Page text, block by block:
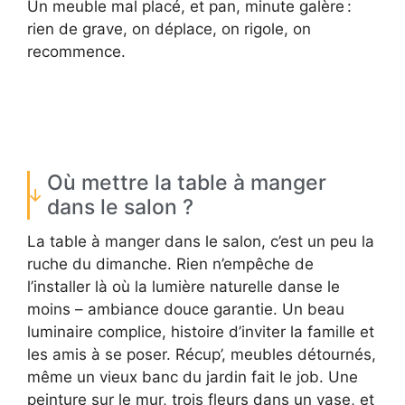
Un meuble mal placé, et pan, minute galère :
rien de grave, on déplace, on rigole, on
recommence.
Où mettre la table à manger
dans le salon ?
La table à manger dans le salon, c’est un peu la
ruche du dimanche. Rien n’empêche de
l’installer là où la lumière naturelle danse le
moins – ambiance douce garantie. Un beau
luminaire complice, histoire d’inviter la famille et
les amis à se poser. Récup’, meubles détournés,
même un vieux banc du jardin fait le job. Une
peinture sur le mur, trois fleurs dans un vase, et